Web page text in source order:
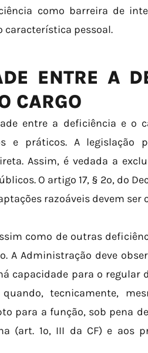
como barreira de
característica pessoal.
ENTRE A
CARGO
entre a deficiência e o
e práticos. A legislação
Assim, é vedada a
O artigo 17, § 2º, do
razoáveis devem ser
como de outras
A Administração deve
capacidade para o regular
tecnicamente,
para a função, sob pena
(art. 1º, III da CF) e aos